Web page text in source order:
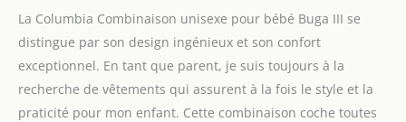
La Columbia Combinaison unisexe pour bébé Buga III se
distingue par son design ingénieux et son confort
exceptionnel. En tant que parent, je suis toujours à la
recherche de vêtements qui assurent à la fois le style et la
praticité pour mon enfant. Cette combinaison coche toutes